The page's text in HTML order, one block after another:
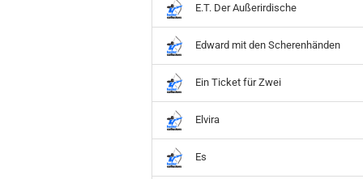
E.T. Der Außerirdische
Edward mit den Scherenhänden
Ein Ticket für Zwei
Elvira
Es